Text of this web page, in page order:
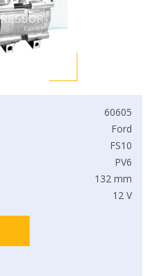
60605
Ford
FS10
PV6
132 mm
12 V